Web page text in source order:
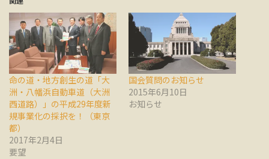
命の道・地方創生の道「大
洲・八幡浜自動車道（大洲
西道路）」の平成29年度新
規事業化の採択を！（東京
都）
2017年2月4日
要望
国会質問のお知らせ
2015年6月10日
お知らせ